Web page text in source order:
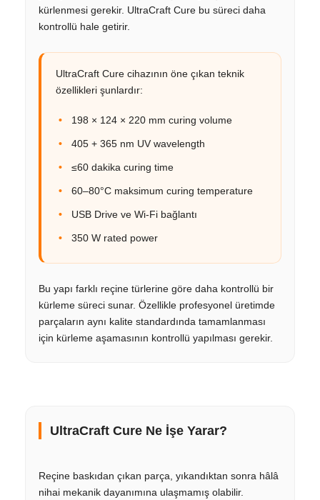
kürlenmesi gerekir. UltraCraft Cure bu süreci daha
kontrollü hale getirir.
UltraCraft Cure cihazının öne çıkan teknik
özellikleri şunlardır:
198 × 124 × 220 mm curing volume
405 + 365 nm UV wavelength
≤60 dakika curing time
60–80°C maksimum curing temperature
USB Drive ve Wi-Fi bağlantı
350 W rated power
Bu yapı farklı reçine türlerine göre daha kontrollü bir
kürleme süreci sunar. Özellikle profesyonel üretimde
parçaların aynı kalite standardında tamamlanması
için kürleme aşamasının kontrollü yapılması gerekir.
UltraCraft Cure Ne İşe Yarar?
Reçine baskıdan çıkan parça, yıkandıktan sonra hâlâ
nihai mekanik dayanımına ulaşmamış olabilir.